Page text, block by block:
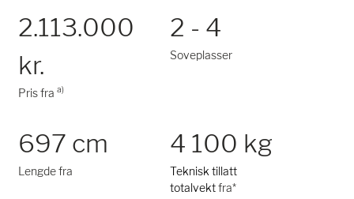
2.113.000
kr.
Pris fraa)
2 - 4
Soveplasser
697 cm
Lengde fra
4 100 kg
Teknisk tillatt
totalvektfra*